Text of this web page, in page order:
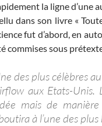
la ligne d’une
dans son livre «
fut d’abord, en
commises sous
des plus célèbres
aux Etats-Unis.
mais de
à l’une des